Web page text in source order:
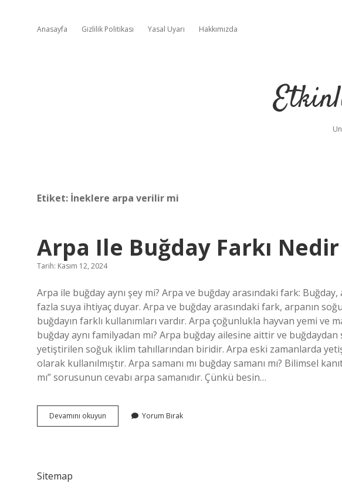
Anasayfa Gizlilik Politikası Yasal Uyarı Hakkımızda
Etiket: İneklere arpa verilir mi
Arpa Ile Buğday Farkı Nedir
Tarih: Kasım 12, 2024
Arpa ile buğday aynı şey mi? Arpa ve buğday arasındaki fark:
fazla suya ihtiyaç duyar. Arpa ve buğday arasındaki fark, arpanın
buğdayın farklı kullanımları vardır. Arpa çoğunlukla hayvan yemi ve
buğday aynı familyadan mı? Arpa buğday ailesine aittir ve
yetiştirilen soğuk iklim tahıllarından biridir. Arpa eski zamanlarda
olarak kullanılmıştır. Arpa samanı mı buğday samanı mı? Bilimsel
mı” sorusunun cevabı arpa samanıdır. Çünkü besin…
Devamını okuyun
Ile
Yorum Bırak
Sitemap